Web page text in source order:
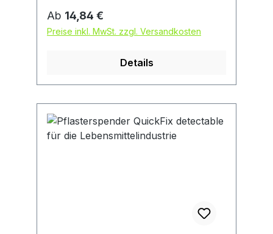
Regulärer Preis:
Ab 14,84 €
Preise inkl. MwSt. zzgl. Versandkosten
Details